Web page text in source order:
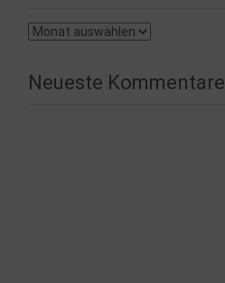
Archiv
Neueste Kommentare